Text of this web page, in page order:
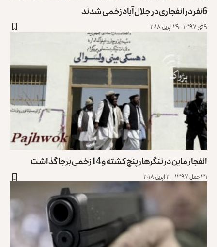
6نفر در انفجاری در جلال‌آباد زخمی شدند
۹ ثور ۱۳۹۷ - ۲۹ اپریل ۲۰۱۸
انفجار ماین در ننگرهار پنج کشته و 14 زخمی برجا گذاشت
۳۱ حمل ۱۳۹۷ - ۲۰ اپریل ۲۰۱۸